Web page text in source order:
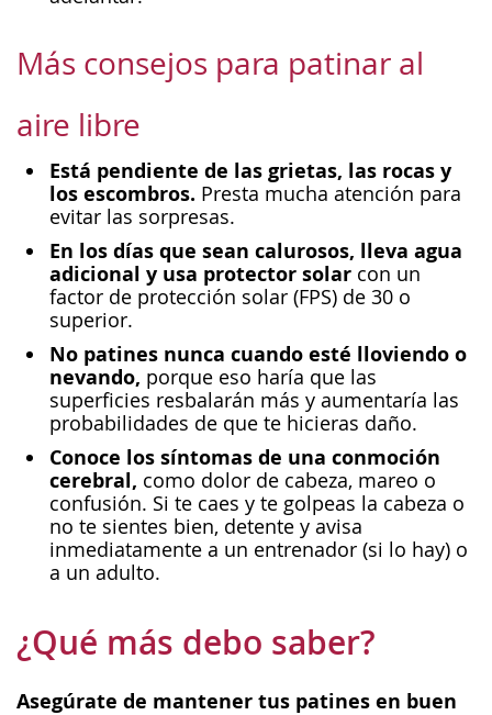
Más consejos para patinar al
aire libre
Está pendiente de las grietas, las rocas y
los escombros. Presta mucha atención para
evitar las sorpresas.
En los días que sean calurosos, lleva agua
adicional y usa protector solar con un
factor de protección solar (FPS) de 30 o
superior.
No patines nunca cuando esté lloviendo o
nevando, porque eso haría que las
superficies resbalarán más y aumentaría las
probabilidades de que te hicieras daño.
Conoce los síntomas de una conmoción
cerebral, como dolor de cabeza, mareo o
confusión. Si te caes y te golpeas la cabeza o
no te sientes bien, detente y avisa
inmediatamente a un entrenador (si lo hay) o
a un adulto.
¿Qué más debo saber?
Asegúrate de mantener tus patines en buen